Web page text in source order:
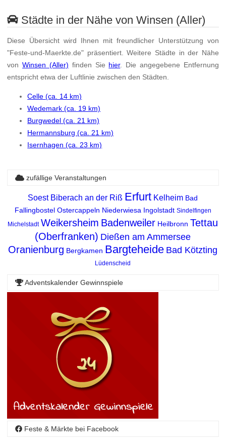
Städte in der Nähe von Winsen (Aller)
Diese Übersicht wird Ihnen mit freundlicher Unterstützung von
"Feste-und-Maerkte.de" präsentiert. Weitere Städte in der Nähe
vonWinsen (Aller) finden Sie hier. Die angegebene Entfernung
entspricht etwa der Luftlinie zwischen den Städten.
Celle (ca. 14 km)
Wedemark (ca. 19 km)
Burgwedel (ca. 21 km)
Hermannsburg (ca. 21 km)
Isernhagen (ca. 23 km)
zufällige Veranstaltungen
Soest Biberach an der Riß Erfurt Kelheim Bad
Fallingbostel Ostercappeln Niederwiesa Ingolstadt Sindelfingen
Michelstadt Weikersheim Badenweiler Heilbronn Tettau
(Oberfranken) Dießen am Ammersee
Oranienburg Bergkamen Bargteheide Bad Kötzting
Lüdenscheid
Adventskalender Gewinnspiele
Feste & Märkte bei Facebook